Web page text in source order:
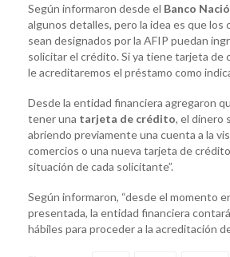
Según informaron desde el Banco
algunos detalles, pero la idea es que los
sean designados por la AFIP puedan
solicitar el crédito. Si ya tiene tarjeta de
le acreditaremos el préstamo como
Desde la entidad financiera agregaron
tener una tarjeta de crédito, el dinero
abriendo previamente una cuenta a la
comercios o una nueva tarjeta de
situación de cada solicitante”.
Según informaron, “desde el momento
presentada, la entidad financiera
hábiles para proceder a la acreditación